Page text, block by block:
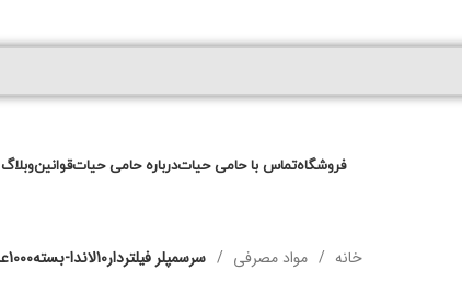
فروشگاهتماس با حامی حیاتدرباره حامی حیاتقوانینوبلاگ
خانه مواد مصرفی سرسمپلر فیلتردار10لاندا-بسته1000عددی